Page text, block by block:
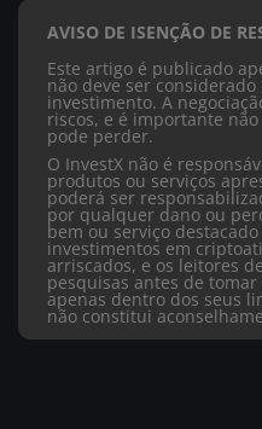
AVISO DE ISENÇÃO DE
Este artigo é publicado
não deve ser
investimento. A
riscos, e é importante
pode perder.
O InvestX não é
produtos ou serviços
poderá ser
por qualquer dano ou
bem ou serviço
investimentos em
arriscados, e os leitores
pesquisas antes de
apenas dentro dos seus
não constitui